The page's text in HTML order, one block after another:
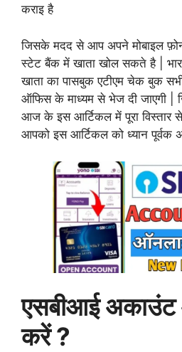
कराइ है
जिसके मदद से आप अपने मोबाइल
स्टेट बैंक में खाता खोल सकते है |
खाता का पासबुक एटीएम चेक बुक
ऑफिस के माध्यम से भेज दी जाएगी |
आज के इस आर्टिकल में पूरा विस्तार
आपको इस आर्टिकल को ध्यान पूर्वक
एसबीआई
करें ?